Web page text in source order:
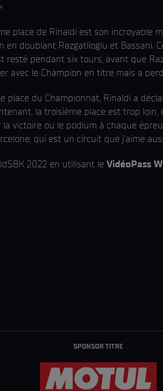
place de Rinaldi est son incroyable
en doublant Razgatlioglu et Bassani.
resté pendant six tours, avant que
avec le Champion en titre mais a
du Championnat, Rinaldi a
la troisième place est trop
victoire ou le podium à chaque
qui est un circuit que j'aime
2022 en utilisant le VidéoPass
SPONSOR TITRE